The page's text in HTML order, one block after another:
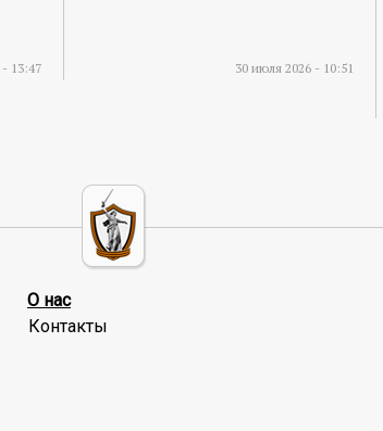
13:47 30 июля 2026 - 10:51
О нас
Контакты